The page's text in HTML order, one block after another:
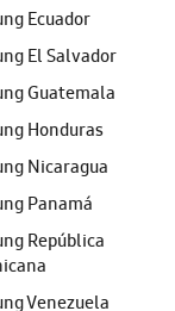
Ecuador
El Salvador
Guatemala
Honduras
Nicaragua
Panamá
República
Venezuela